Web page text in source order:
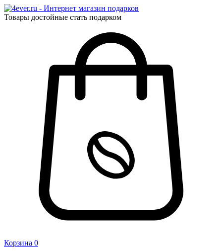
Товары достойные стать подарком
Корзина 0